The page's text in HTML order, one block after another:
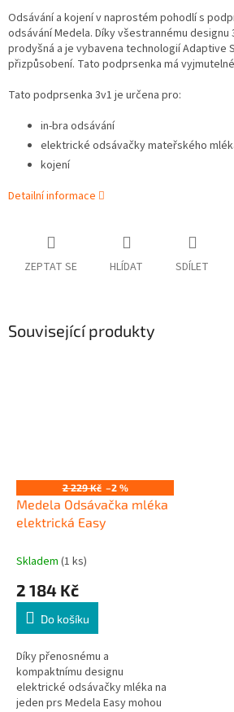
Odsávání a kojení v naprostém pohodlí s
odsávání Medela. Díky všestrannému designu
prodyšná a je vybavena technologií Adaptive
přizpůsobení. Tato podprsenka má
Tato podprsenka 3v1 je určena pro:
in-bra odsávání
elektrické odsávačky mateřského
kojení
Detailní informace
ZEPTAT SE HLÍDAT SDÍLET
Související produkty
2 229 Kč –2 %
Medela Odsávačka mléka
elektrická Easy
Skladem (1 ks)
2 184 Kč
Do košíku
Díky přenosnému a
kompaktnímu designu
elektrické odsávačky mléka na
jeden prs Medela Easy mohou